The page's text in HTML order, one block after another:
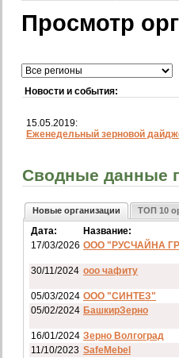
Просмотр
Новости и события:
15.05.2019:
Еженедельный зерновой
Сводные данные
Новые организации ТОП 10
Дата:
Название:
17/03/2026 ООО "РУСЧАЙНА
30/11/2024 ооо чафиту
05/03/2024 ООО "СИНТЕЗ"
05/02/2024 БашкирЗерно
16/01/2024 Зерно Волгоград
11/10/2023 SafeMebel